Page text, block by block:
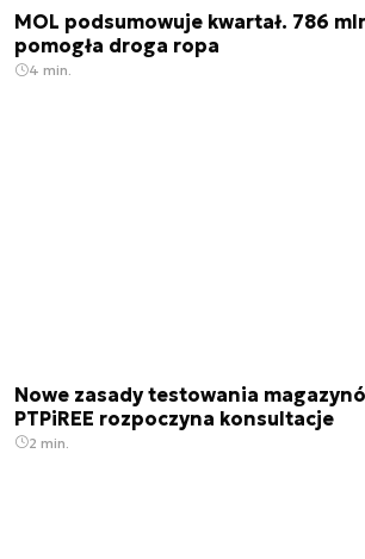
MOL podsumowuje kwartał. 786
pomogła droga ropa
4 min.
Nowe zasady testowania
PTPiREE rozpoczyna konsultacje
2 min.